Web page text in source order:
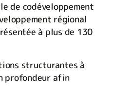
de codéveloppement
régional
à plus de 130
structurantes à
profondeur afin